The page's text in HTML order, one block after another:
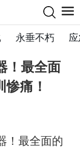
永垂不朽
！最全面
痛！
！最全面的